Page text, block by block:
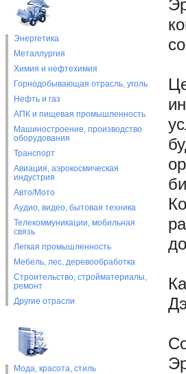
Энергетика
Металлургия
Химия и нефтехимия
Горнодобывающая отрасль, уголь
Нефть и газ
АПК и пищевая промышленность
Машиностроение, производство
оборудования
Транспорт
Авиация, аэрокосмическая
индустрия
Авто/Мото
Аудио, видео, бытовая техника
Телекоммуникации, мобильная
связь
Легкая промышленность
Мебель, лес, деревообработка
Строительство, стройматериалы,
ремонт
Другие отрасли
Мода, красота, стиль